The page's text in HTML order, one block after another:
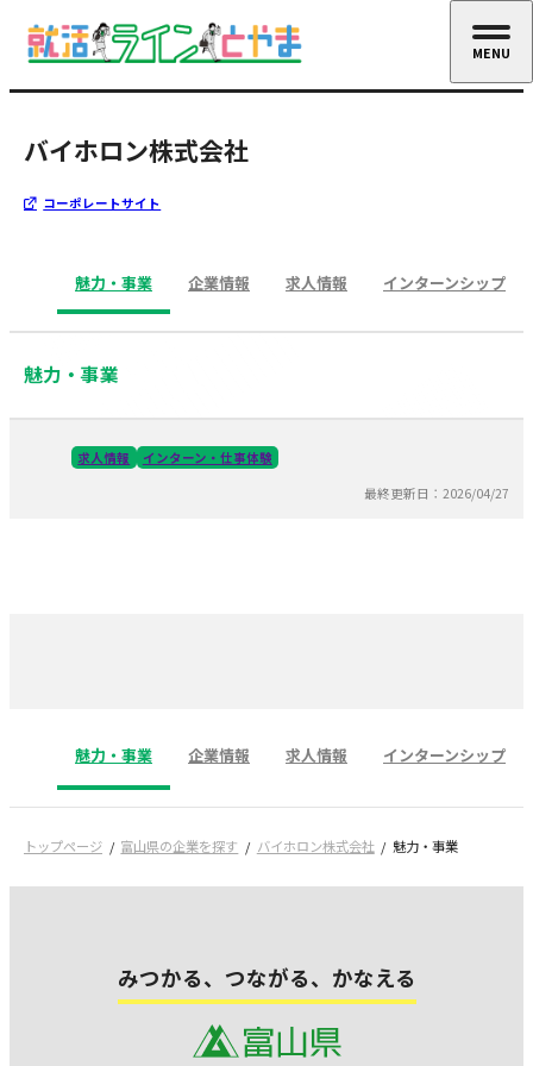
バイホロン株式会社
コーポレートサイト
魅力・事業 企業情報 求人情報 インターンシップ
魅力・事業
求人情報
インターン・仕事体験
最終更新日：2026/04/27
魅力・事業 企業情報 求人情報 インターンシップ
トップページ 富山県の企業を探す バイホロン株式会社 魅力・事業
みつかる、つながる、かなえる
MENU